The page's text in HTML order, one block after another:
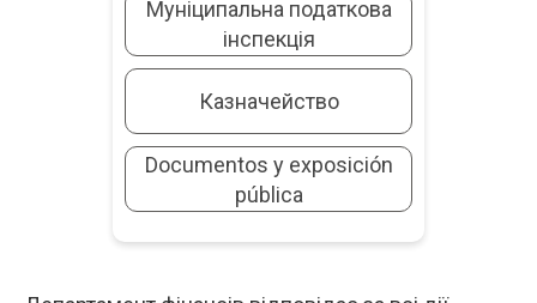
Муніципальна податкова
інспекція
Казначейство
Documentos y exposición
pública